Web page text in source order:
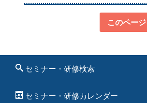
このペー
セミナー・研修検索
セミナー・研修カレンダー